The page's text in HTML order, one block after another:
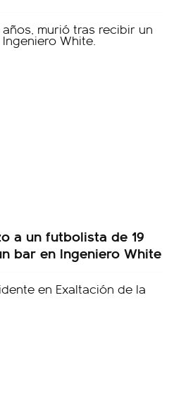
a un futbolista de 19
bar en Ingeniero White